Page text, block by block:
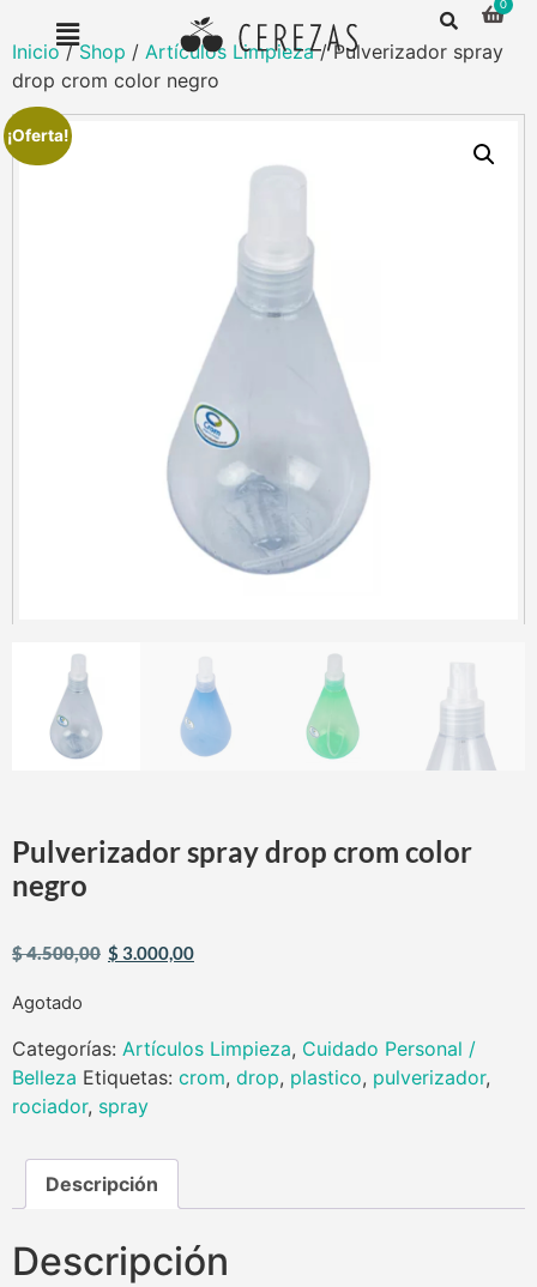
Inicio/Shop / Artículos Limpieza/ Pulverizador spray
drop crom color negro
¡Oferta!
Pulverizador spray drop crom color
negro
$4.500,00 $ 3.000,00
Agotado
Categorías: Artículos Limpieza, Cuidado Personal /
Belleza Etiquetas: crom, drop, plastico, pulverizador,
rociador, spray
Descripción
Descripción